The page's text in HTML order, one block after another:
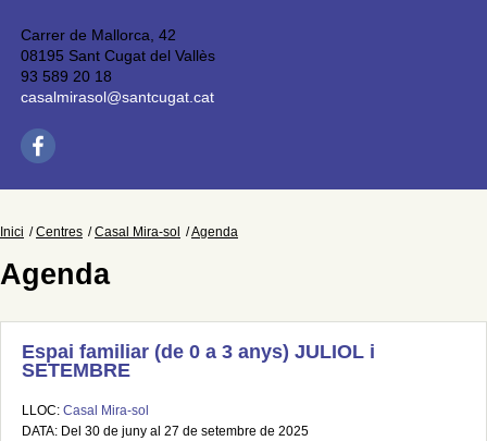
Carrer de Mallorca, 42
08195 Sant Cugat del Vallès
93 589 20 18
casalmirasol@santcugat.cat
Inici Centres Casal Mira-sol Agenda
Agenda
Espai familiar (de 0 a 3 anys) JULIOL i
SETEMBRE
LLOC: Casal Mira-sol
DATA: Del 30 de juny al 27 de setembre de 2025